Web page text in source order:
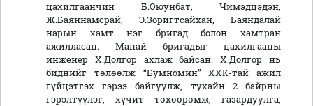
цахилгаанчин Б.Оюунбат, Чимэдцэдэн,
Ж.Баяннамсрай, Э.Зоригтсайхан, Баяндалай
нарын хамт нэг бригад болон хамтран
ажилласан. Манай бригадыг цахилгааны
инженер Х.Долгор ахлаж байсан. Х.Долгор нь
биднийг төлөөлж “Бумномин” ХХК-тай ажил
гүйцэтгэх гэрээ байгуулж, тухайн 2 байрны
гэрэлтүүлэг, хүчит төхөөрөмж, газардуулга,